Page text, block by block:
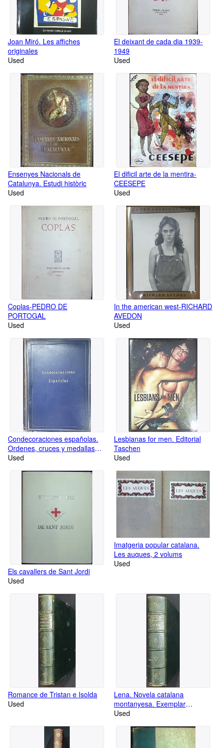
Joan Miró. Les affiches
originales
Used
El deixant de cada dia 1939-
1949
Used
Ensenyes Nacionals de
Catalunya. Estudi històric
Used
El dificil arte de la mentira-
CEESEPE
Used
Coplas-PEDRO DE
PORTOGAL
Used
In the american west-RICHARD
AVEDON
Used
Condecoraciones españolas.
Ordenes, cruces y medallas
civiles, militares y nobiliarias
Used
Lesbianas for men. Editorial
Taschen
Used
Els cavallers de Sant Jordi
Used
Imatgeria popular catalana.
Les auques, 2 volums
Used
Romance de Tristan e Isolda
Used
Lena. Novela catalana
montanyesa. Exemplar
numerat
Used